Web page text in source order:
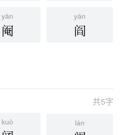
yān
阉
yán
阎
共5字
kuò lán